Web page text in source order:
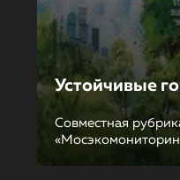
Устойчивые
Совместная